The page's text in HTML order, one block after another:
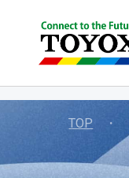
TOP ・